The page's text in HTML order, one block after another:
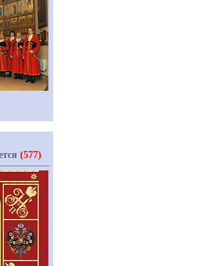
(577)